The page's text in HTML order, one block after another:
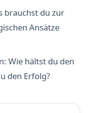
brauchst du zur
Ansätze
Wie hältst du den
den Erfolg?